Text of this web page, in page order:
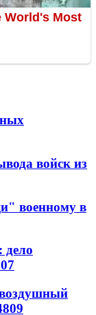
войск из
военному в
дело